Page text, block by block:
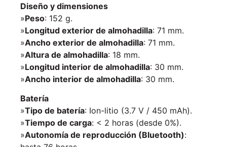
Diseño y dimensiones
»Peso: 152 g.
»Longitud exterior de almohadilla: 71 mm.
»Ancho exterior de almohadilla: 71 mm.
»Altura de almohadilla: 18 mm.
»Longitud interior de almohadilla: 30 mm.
»Ancho interior de almohadilla: 30 mm.
Batería
»Tipo de batería: Ion-litio (3.7 V / 450 mAh).
»Tiempo de carga: < 2 horas (desde 0%).
»Autonomía de reproducción (Bluetooth):